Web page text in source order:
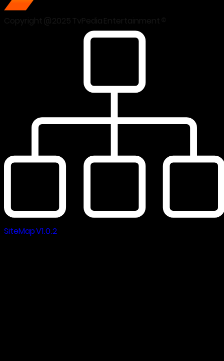
SiteMap V1.0.2